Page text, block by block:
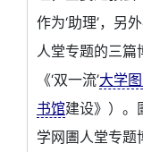
作为‘助理’，另
人堂专题的三篇
《‘双一流’大学
书馆建设》）。
学网圕人堂专题